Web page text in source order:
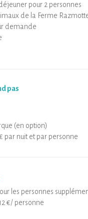
pour 2 personnes
de la Ferme
demande
pas
(en option)
par nuit et par personne
les personnes
€/ personne